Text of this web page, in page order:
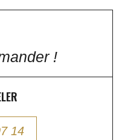
!
14